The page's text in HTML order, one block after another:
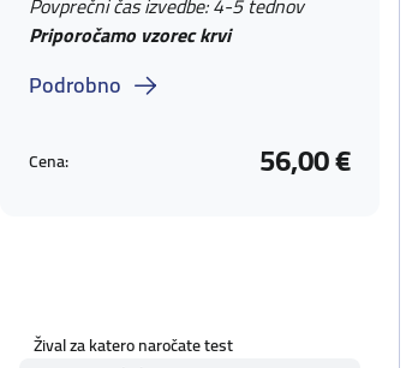
Priporočamo vzorec krvi
Podrobno
Cena: 56,00 €
Žival za katero naročate test